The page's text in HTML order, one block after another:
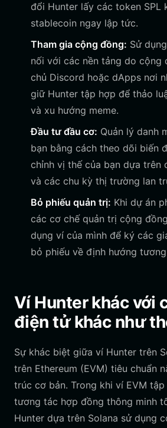
đổi Hunter lấy các token SPL
stablecoin ngay lập tức.
Tham gia cộng đồng: Sử
nối với các nền tảng do cộng
chủ Discord hoặc dApps nơi
giữ Hunter tập hợp để thảo
và xu hướng meme.
Đầu tư đầu cơ: Quản lý danh
bạn bằng cách theo dõi biến
chỉnh vị thế của bạn dựa trên
và các chu kỳ thị trường lan
Bỏ phiếu quản trị: Khi dự án
các cơ chế quản trị cộng
dụng ví của mình để ký các
bỏ phiếu về định hướng
Ví Hunter khác với
điện tử khác như
Sự khác biệt giữa ví Hunter trên
trên Ethereum (EVM) tiêu chuẩn
trúc cơ bản. Trong khi ví EVM
tương tác hợp đồng thông minh
Hunter dựa trên Solana sử dụng